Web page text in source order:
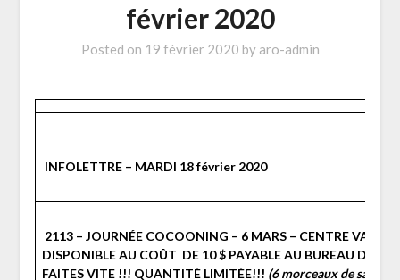
février 2020
Posted on 19 février 2020 by aro-admin
INFOLETTRE – MARDI 18 février 2020
2113 – JOURNÉE COCOONING – 6 MARS – CENTRE VAL-
DISPONIBLE AU COÛT DE 10 $ PAYABLE AU BUREAU DE
FAITES VITE !!! QUANTITÉ LIMITÉE!!! (6 morceaux de